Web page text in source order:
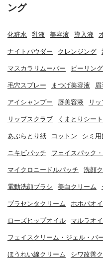
ング
化粧水 乳液 美容液 導入液
ナイトパウダー クレンジング
マスカラリムーバー ピーリン
毛穴スプレー まつげ美容液 眉
アイシャンプー 唇美容液 リ
リップスクラブ くまとりシー
あぶらとり紙 コットン シミ
ニキビパッチ フェイスパック
マイクロニードルパッチ 洗顔
電動洗顔ブラシ 美白クリーム
プラセンタクリーム ホホバオ
ローズヒップオイル マルラオ
フェイスクリーム・ジェル・バ
ほうれい線クリーム シワ改善